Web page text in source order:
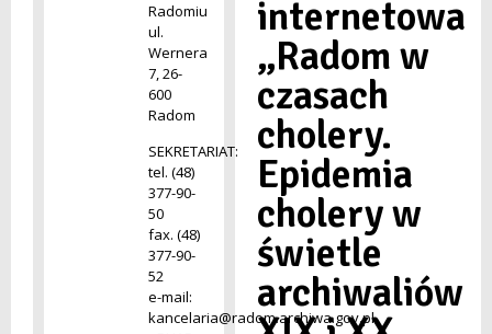
Radomiu
ul.
Wernera
7, 26-
600
Radom
SEKRETARIAT:
tel. (48)
377-90-
50
fax. (48)
377-90-
52
e-mail:
kancelaria@radom.archiwa.gov.pl
internetowa
„Radom w
czasach
cholery.
Epidemia
cholery w
świetle
archiwaliów